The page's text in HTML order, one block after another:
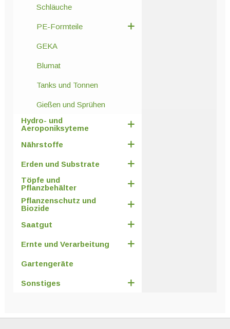
Schläuche
PE-Formteile
GEKA
Blumat
Tanks und Tonnen
Gießen und Sprühen
Hydro- und
Aeroponiksyteme
Nährstoffe
Erden und Substrate
Töpfe und
Pflanzbehälter
Pflanzenschutz und
Biozide
Saatgut
Ernte und Verarbeitung
Gartengeräte
Sonstiges